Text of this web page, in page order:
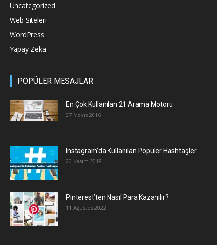
Uncategorized
Web Siteleri
WordPress
Yapay Zeka
POPÜLER MESAJLAR
En Çok Kullanılan 21 Arama Motoru
27 Mayıs 2016
Instagram’da Kullanılan Popüler Hashtagler
20 Kasım 2018
Pinterest’ten Nasıl Para Kazanılır?
11 Ağustos 2022